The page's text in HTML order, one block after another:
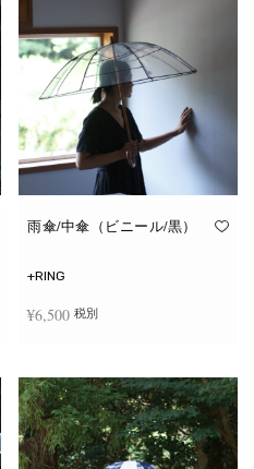
雨傘/中傘（ビニール/黒）
+RING
¥6,500 税別